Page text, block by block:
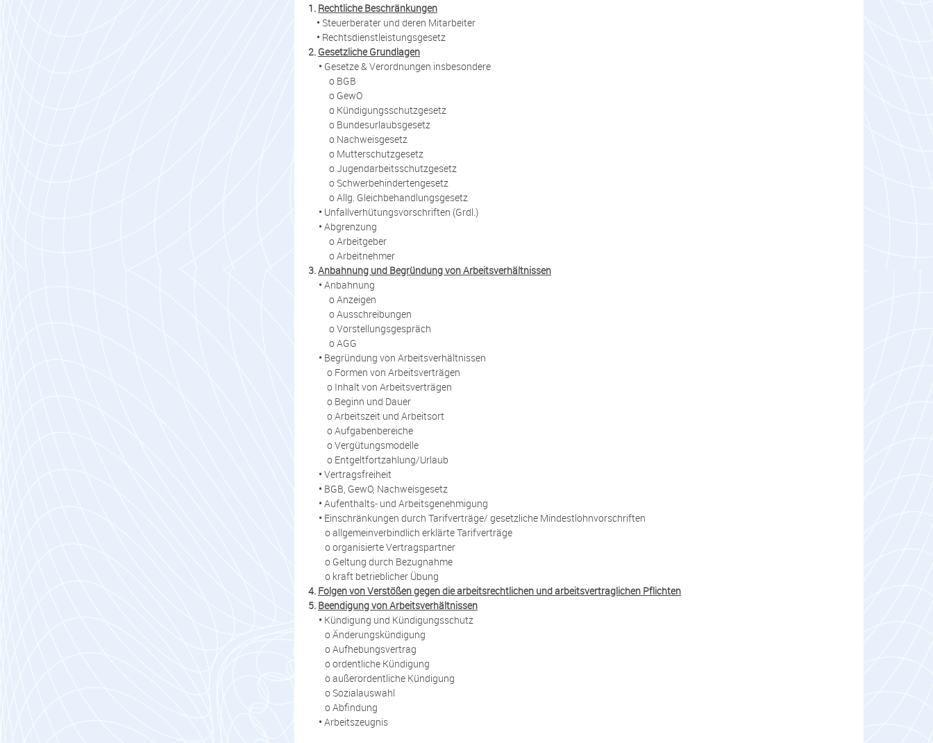
1. Rechtliche Beschränkungen
• Steuerberater und deren Mitarbeiter
• Rechtsdienstleistungsgesetz
2. Gesetzliche Grundlagen
• Gesetze & Verordnungen insbesondere
o BGB
o GewO
o Kündigungsschutzgesetz
o Bundesurlaubsgesetz
o Nachweisgesetz
o Mutterschutzgesetz
o Jugendarbeitsschutzgesetz
o Schwerbehindertengesetz
o Allg. Gleichbehandlungsgesetz
• Unfallverhütungsvorschriften (Grdl.)
• Abgrenzung
o Arbeitgeber
o Arbeitnehmer
3.Anbahnung und Begründung von Arbeitsverhältnissen
• Anbahnung
o Anzeigen
o Ausschreibungen
o Vorstellungsgespräch
o AGG
• Begründung von Arbeitsverhältnissen
o Formen von Arbeitsverträgen
o Inhalt von Arbeitsverträgen
o Beginn und Dauer
o Arbeitszeit und Arbeitsort
o Aufgabenbereiche
o Vergütungsmodelle
o Entgeltfortzahlung/Urlaub
• Vertragsfreiheit
• BGB, GewO, Nachweisgesetz
• Aufenthalts- und Arbeitsgenehmigung
• Einschränkungen durch Tarifverträge/ gesetzliche Mindestlohnvorschriften
o allgemeinverbindlich erklärte Tarifverträge
o organisierte Vertragspartner
o Geltung durch Bezugnahme
o kraft betrieblicher Übung
4. Folgen von Verstößen gegen die arbeitsrechtlichen und arbeitsvertraglichen Pflichten
5. Beendigung von Arbeitsverhältnissen
• Kündigung und Kündigungsschutz
o Änderungskündigung
o Aufhebungsvertrag
o ordentliche Kündigung
o außerordentliche Kündigung
o Sozialauswahl
o Abfindung
• Arbeitszeugnis